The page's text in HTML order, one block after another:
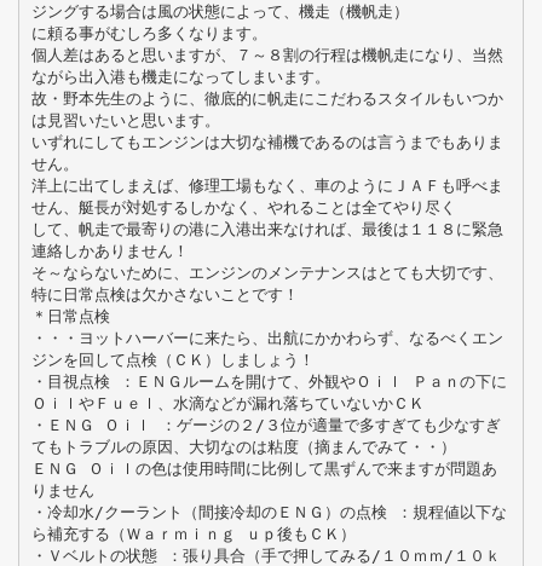
ジングする場合は風の状態によって、機走（機帆走）
に頼る事がむしろ多くなります。
個人差はあると思いますが、７～８割の行程は機帆走になり、当然
ながら出入港も機走になってしまいます。
故・野本先生のように、徹底的に帆走にこだわるスタイルもいつか
は見習いたいと思います。
いずれにしてもエンジンは大切な補機であるのは言うまでもありま
せん。
洋上に出てしまえば、修理工場もなく、車のようにＪＡＦも呼べま
せん、艇長が対処するしかなく、やれることは全てやり尽く
して、帆走で最寄りの港に入港出来なければ、最後は１１８に緊急
連絡しかありません！
そ～ならないために、エンジンのメンテナンスはとても大切です、
特に日常点検は欠かさないことです！
＊日常点検
・・・ヨットハーバーに来たら、出航にかかわらず、なるべくエン
ジンを回して点検（ＣＫ）しましょう！
・目視点検 ：ＥＮＧルームを開けて、外観やＯｉｌ Ｐａｎの下に
ＯｉｌやＦｕｅｌ、水滴などが漏れ落ちていないかＣＫ
・ＥＮＧ Ｏｉｌ ：ゲージの２/３位が適量で多すぎても少なすぎ
てもトラブルの原因、大切なのは粘度（摘まんでみて・・）
ＥＮＧ Ｏｉｌの色は使用時間に比例して黒ずんで来ますが問題あ
りません
・冷却水/クーラント（間接冷却のＥＮＧ）の点検 ：規程値以下な
ら補充する（Ｗａｒｍｉｎｇ ｕｐ後もＣＫ）
・Ｖベルトの状態 ：張り具合（手で押してみる/１０ｍｍ/１０ｋ